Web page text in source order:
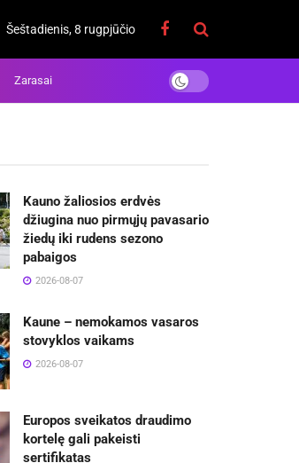
Šeštadienis, 8 rugpjūčio
Zarasai
Kauno žaliosios erdvės
džiugina nuo pirmųjų pavasario
žiedų iki rudens sezono
pabaigos
2026-08-07
Kaune – nemokamos vasaros
stovyklos vaikams
2026-08-07
Europos sveikatos draudimo
kortelę gali pakeisti
sertifikatas